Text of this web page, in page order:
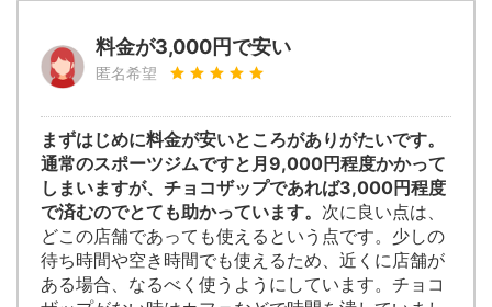
料金が3,000円で安い
匿名希望
まずはじめに料金が安いところがありがたいです。
通常のスポーツジムですと月9,000円程度かかって
しまいますが、チョコザップであれば3,000円程度
で済むのでとても助かっています。 次に良い点は、
どこの店舗であっても使えるという点です。少しの
待ち時間や空き時間でも使えるため、近くに店舗が
ある場合、なるべく使うようにしています。チョコ